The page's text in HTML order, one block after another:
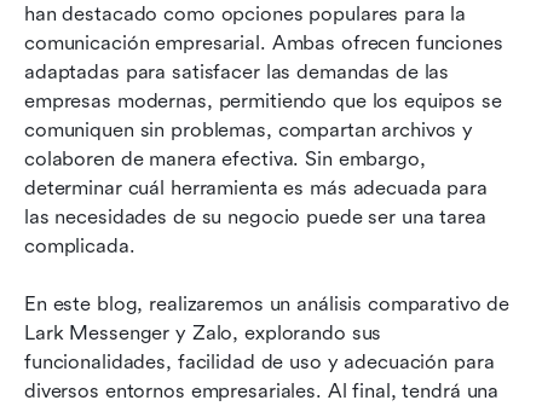
han destacado como opciones populares para la
comunicación empresarial. Ambas ofrecen funciones
adaptadas para satisfacer las demandas de las
empresas modernas, permitiendo que los equipos se
comuniquen sin problemas, compartan archivos y
colaboren de manera efectiva. Sin embargo,
determinar cuál herramienta es más adecuada para
las necesidades de su negocio puede ser una tarea
complicada.
En este blog, realizaremos un análisis comparativo de
Lark Messenger y Zalo, explorando sus
funcionalidades, facilidad de uso y adecuación para
diversos entornos empresariales. Al final, tendrá una